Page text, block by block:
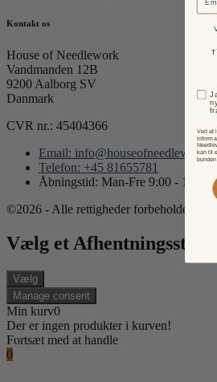
Kontakt os
House of Needlework
Vandmanden 12B
9200 Aalborg SV
Danmark
CVR nr.: 45404366
Email:
Telefon: +45 81655781
Åbningstid: Man-Fre 9:00 - 15:00
©2026 - Alle rettigheder forbeholdes.
Vælg et Afhentningssted
Vælg
Manage consent
Min kurv0
Der er ingen produkter i kurven!
Fortsæt med at handle
0
Ved at
kan til